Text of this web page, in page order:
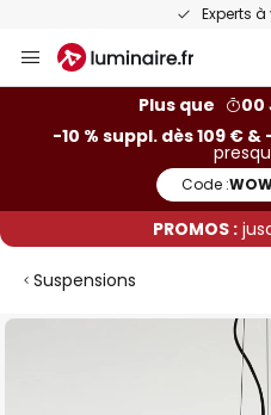
Experts
Allez
au
Plus que
00
-10 % suppl. dès 109 € &
Code :
PROMOS :
Suspensions
Skip